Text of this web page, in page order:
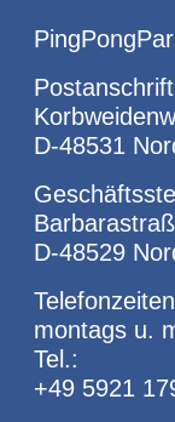
D-48531
D-48529
Telefonzeiten
montags u.
Tel.:
+49 5921